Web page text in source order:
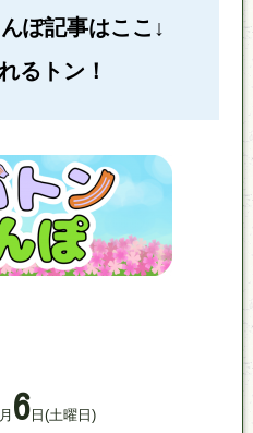
ぽ記事はここ↓
るトン！
月 6 日(土曜日)